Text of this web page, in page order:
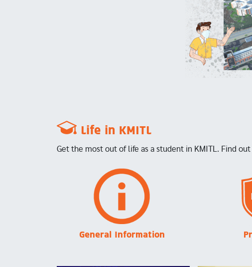
Life in KMITL
Get the most out of life as a student in KMITL. Find
Image
General Information